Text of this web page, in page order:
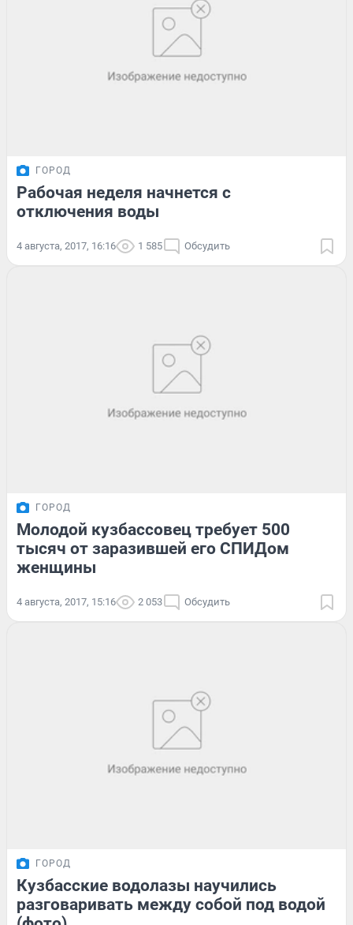
ГОРОД
Рабочая неделя начнется с
отключения воды
4 августа, 2017, 16:16 1 585 Обсудить
ГОРОД
Молодой кузбассовец требует 500
тысяч от заразившей его СПИДом
женщины
4 августа, 2017, 15:16 2 053 Обсудить
ГОРОД
Кузбасские водолазы научились
разговаривать между собой под водой